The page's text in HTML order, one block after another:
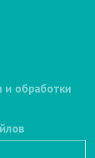
и обработки